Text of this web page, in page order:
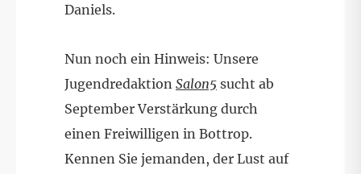
Daniels.
Nun noch ein Hinweis: Unsere
Jugendredaktion Salon5 sucht ab
September Verstärkung durch
einen Freiwilligen in Bottrop.
Kennen Sie jemanden, der Lust auf